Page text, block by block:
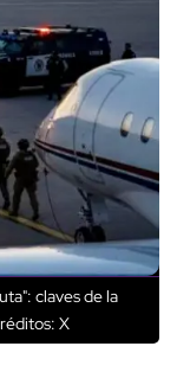
claves de la
X